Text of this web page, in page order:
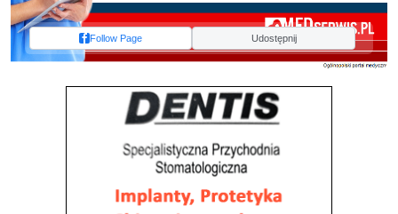
Follow Page Udostępnij